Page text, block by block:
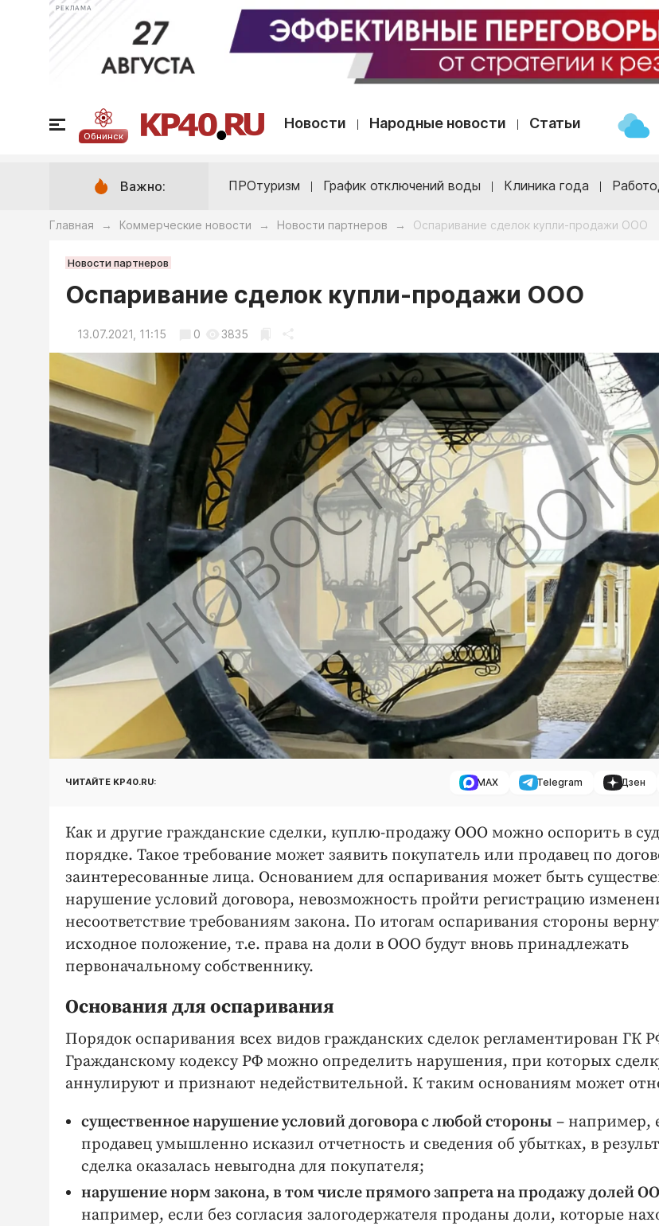
РЕКЛАМА
Обнинск
Новости Народные новости Статьи
Важно: ПРОтуризм График отключений воды Клиника года
Главная → Коммерческие новости → Новости партнеров → Оспаривание сделок купли-продажи ООО
Новости партнеров
Оспаривание сделок купли-продажи ООО
13.07.2021, 11:15 0 3835
ЧИТАЙТЕ KP40.RU: MAX Telegram Дзен
Как и другие гражданские сделки, куплю-продажу ООО можно оспорить в
порядке. Такое требование может заявить покупатель или продавец по
заинтересованные лица. Основанием для оспаривания может быть
нарушение условий договора, невозможность пройти регистрацию
несоответствие требованиям закона. По итогам оспаривания стороны
исходное положение, т.е. права на доли в ООО будут вновь принадлежать
первоначальному собственнику.
Основания для оспаривания
Порядок оспаривания всех видов гражданских сделок регламентирован ГК
Гражданскому кодексу РФ можно определить нарушения, при которых
аннулируют и признают недействительной. К таким основаниям может
существенное нарушение условий договора с любой стороны – например,
продавец умышленно исказил отчетность и сведения об убытках, в
сделка оказалась невыгодна для покупателя;
нарушение норм закона, в том числе прямого запрета на продажу долей
например, если без согласия залогодержателя проданы доли, которые